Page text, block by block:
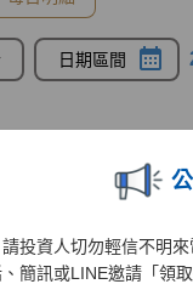
投資人切勿輕信不明
簡訊或LINE邀請「領